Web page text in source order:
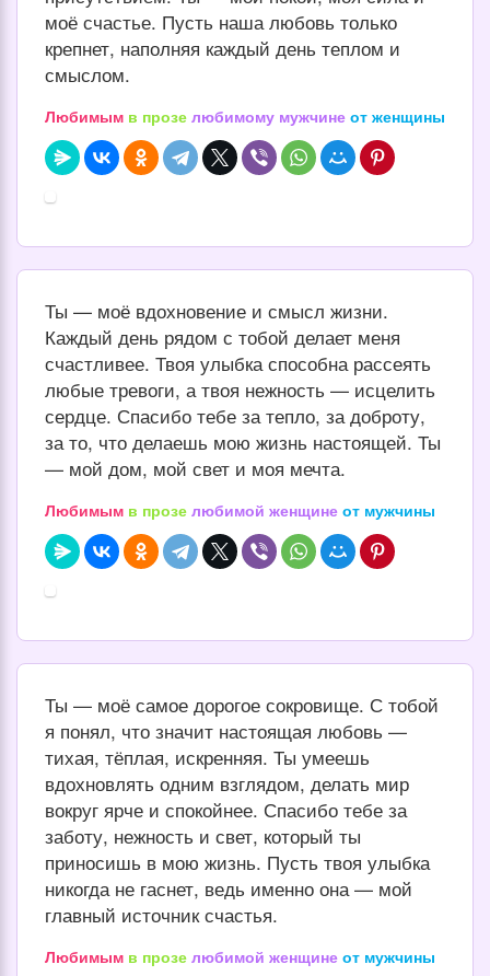
моё счастье. Пусть наша любовь только
крепнет, наполняя каждый день теплом и
смыслом.
Любимым в прозе любимому мужчине от женщины
Ты — моё вдохновение и смысл жизни.
Каждый день рядом с тобой делает меня
счастливее. Твоя улыбка способна рассеять
любые тревоги, а твоя нежность — исцелить
сердце. Спасибо тебе за тепло, за доброту,
за то, что делаешь мою жизнь настоящей. Ты
— мой дом, мой свет и моя мечта.
Любимым в прозе любимой женщине от мужчины
Ты — моё самое дорогое сокровище. С тобой
я понял, что значит настоящая любовь —
тихая, тёплая, искренняя. Ты умеешь
вдохновлять одним взглядом, делать мир
вокруг ярче и спокойнее. Спасибо тебе за
заботу, нежность и свет, который ты
приносишь в мою жизнь. Пусть твоя улыбка
никогда не гаснет, ведь именно она — мой
главный источник счастья.
Любимым в прозе любимой женщине от мужчины